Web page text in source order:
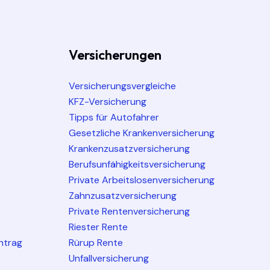
Versicherungen
Versicherungsvergleiche
KFZ-Versicherung
Tipps für Autofahrer
Gesetzliche Krankenversicherung
Krankenzusatzversicherung
Berufsunfähigkeitsversicherung
Private Arbeitslosenversicherung
Zahnzusatzversicherung
Private Rentenversicherung
Riester Rente
Rürup Rente
Unfallversicherung